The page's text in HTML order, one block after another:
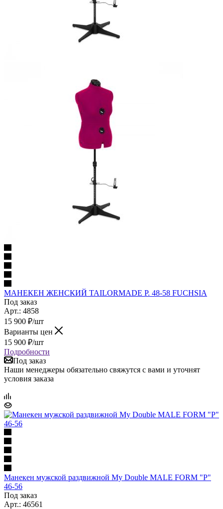
МАНЕКЕН ЖЕНСКИЙ TAILORMADE Р. 48-58 FUCHSIA
Под заказ
Арт.: 4858
15 900 ₽/шт
Варианты цен
15 900 ₽/шт
Подробности
Под заказ
Наши менеджеры обязательно свяжутся с вами и уточнят
условия заказа
Манекен мужской раздвижной My Double MALE FORM "P"
46-56
Под заказ
Арт.: 46561